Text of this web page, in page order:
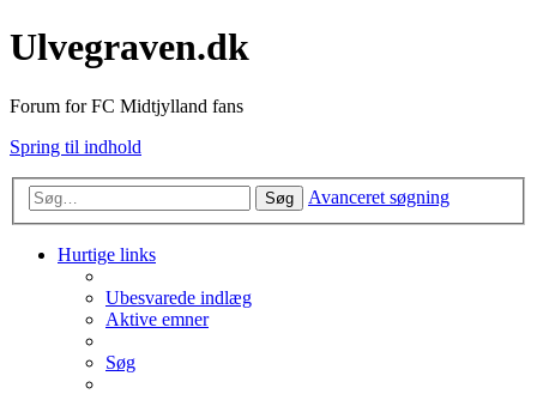
Ulvegraven.dk
Forum for FC Midtjylland fans
Spring til indhold
Søg Avanceret søgning
Hurtige links
Ubesvarede indlæg
Aktive emner
Søg